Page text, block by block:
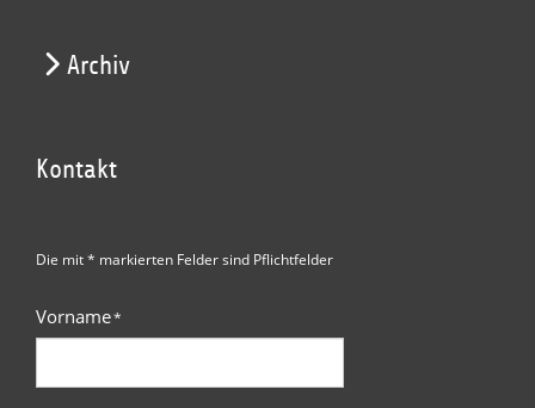
Archiv
Kontakt
Die mit * markierten Felder sind Pflichtfelder
Vorname*